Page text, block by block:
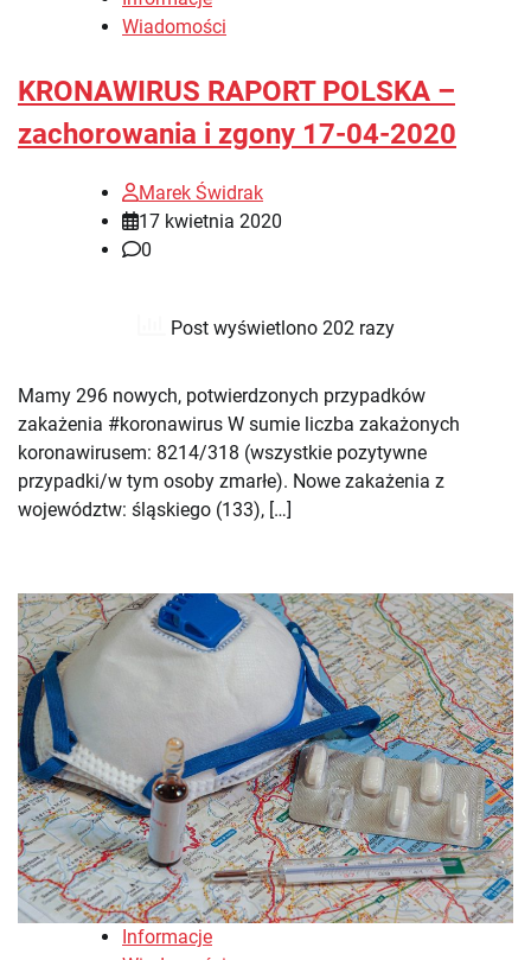
Wiadomości
KRONAWIRUS RAPORT POLSKA –
zachorowania i zgony 17-04-2020
Marek Świdrak
17 kwietnia 2020
0
Post wyświetlono 202 razy
Mamy 296 nowych, potwierdzonych przypadków
zakażenia #koronawirus W sumie liczba zakażonych
koronawirusem: 8214/318 (wszystkie pozytywne
przypadki/w tym osoby zmarłe). Nowe zakażenia z
województw: śląskiego (133), […]
Informacje